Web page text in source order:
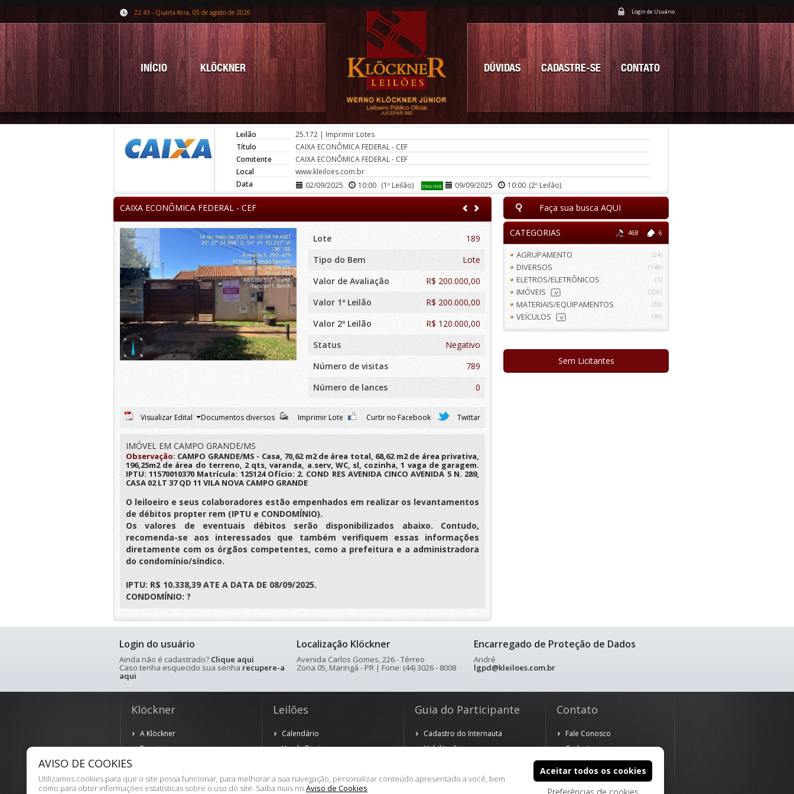
22:43 - Quarta-feira, 05 de agosto de 2026 Login de Usuário
INÍCIO KLÖCKNER CONTATO
CADASTRE-SE
DÚVIDAS
Leilão 25.172 | Imprimir Lotes
Título
CAIXA ECONÔMICA FEDERAL - CEF
Comitente
CAIXA ECONÔMICA FEDERAL - CEF
Local
www.kleiloes.com.br
Data
02/09/2025 10:00 (1º Leilão) ONLINE 09/09/2025 10:00 (2º Leilão)
CAIXA ECONÔMICA FEDERAL - CEF
Lote
189
Tipo do Bem
Lote
Valor de Avaliação
R$ 200.000,00
Valor 1º Leilão
R$ 200.000,00
Valor 2º Leilão
R$ 120.000,00
Status
Negativo
Número de visitas
789
Número de lances
0
Visualizar Edital Documentos diversos Imprimir Lote Curtir no Facebook Twittar
IMÓVEL EM CAMPO GRANDE/MS
Observação: CAMPO GRANDE/MS - Casa, 70,62 m2 de área total, 68,62 m2 de área privativa,
196,25m2 de área do terreno, 2 qts, varanda, a.serv, WC, sl, cozinha, 1 vaga de garagem.
IPTU: 11570010370 Matrícula: 125124 Ofício: 2. COND RES AVENIDA CINCO AVENIDA 5 N. 289,
CASA 02 LT 37 QD 11 VILA NOVA CAMPO GRANDE
O leiloeiro e seus colaboradores estão empenhados em realizar os levantamentos
de débitos propter rem (IPTU e CONDOMÍNIO).
Os valores de eventuais débitos serão disponibilizados abaixo. Contudo,
recomenda-se aos interessados que também verifiquem essas informações
diretamente com os órgãos competentes, como a prefeitura e a administradora
do condomínio/síndico.
IPTU: R$ 10.338,39 ATE A DATA DE 08/09/2025.
CONDOMÍNIO: ?
Faça sua busca AQUI
CATEGORIAS 468 6
AGRUPAMENTO (24)
DIVERSOS (148)
ELETROS/ELETRÔNICOS (3)
IMÓVEIS > (206)
MATERIAIS/EQUIPAMENTOS (38)
VEÍCULOS > (49)
Sem Licitantes
Login do usuário
Ainda não é cadastrado? Clique aqui
Caso tenha esquecido sua senha recupere-a
aqui
Localização Klöckner
Avenida Carlos Gomes, 226 - Térreo
Zona 05, Maringá - PR | Fone: (44) 3026 - 8008
Encarregado de Proteção de Dados
André
lgpd@kleiloes.com.br
Klöckner
A Klöckner
Parceiros
Termos de Uso
Leilões
Calendário
Venda Direta
Guia do Participante
Cadastro do Internauta
Habilitação
Observação
Contato
Fale Conosco
Cadastre-se
AVISO DE COOKIES
Utilizamos cookies para que o site possa funcionar, para melhorar a sua navegação, personalizar conteúdo apresentado a você, bem
como para obter informações estatísticas sobre o uso do site. Saiba mais no Aviso de Cookies
Aceitar todos os cookies